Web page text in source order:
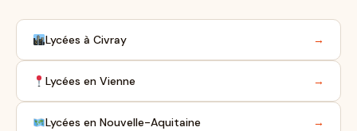
Lycées à Civray →
Lycées en Vienne →
Lycées en Nouvelle-Aquitaine →